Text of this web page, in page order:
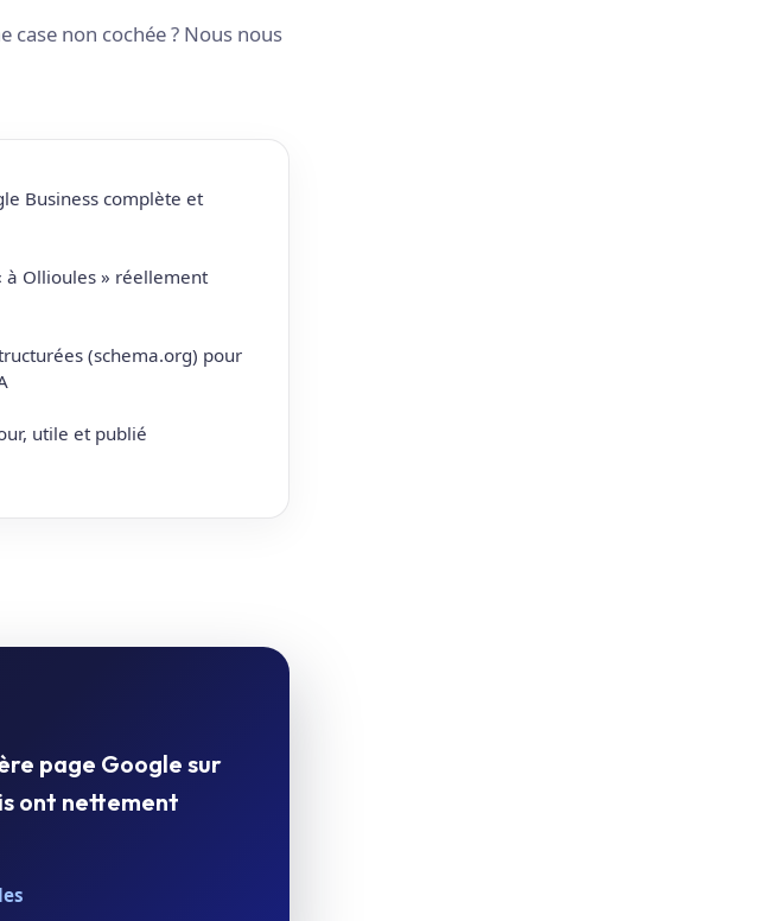
case non cochée ? Nous nous
Business complète et
à Ollioules » réellement
(schema.org) pour
utile et publié
page Google sur
ont nettement